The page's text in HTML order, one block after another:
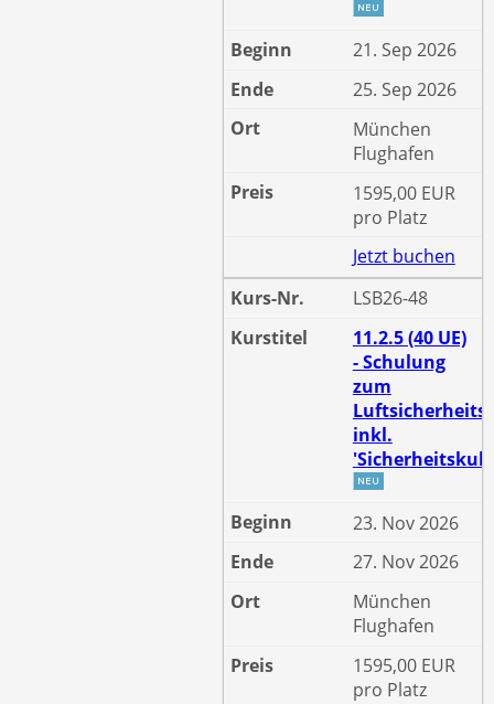
21. Sep 2026
25. Sep 2026
München
Flughafen
1595,00 EUR
pro Platz
Jetzt buchen
LSB26-48
11.2.5 (40 UE)
- Schulung
zum
inkl.
23. Nov 2026
27. Nov 2026
München
Flughafen
1595,00 EUR
pro Platz